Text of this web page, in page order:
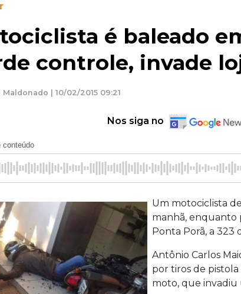
é baleado
controle, invade
| 10/02/2015 09:21
Nos siga no
conteúdo
Um motociclista
manhã, enquanto
Ponta Porã, a 323
Antônio Carlos
por tiros de
moto, que invadiu